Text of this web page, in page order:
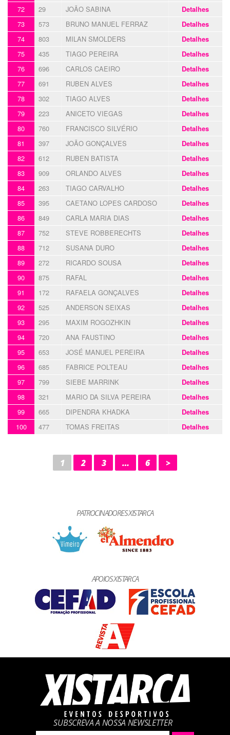
72 29 JOÃO SABINA Detalhes
73 573 BRUNO MANUEL FERRAZ Detalhes
74 803 MILAN SMOLDERS Detalhes
75 435 TIAGO PEREIRA Detalhes
76 696 CARLOS CAEIRO Detalhes
77 691 RUBEN ALVES Detalhes
78 302 TIAGO ALVES Detalhes
79 223 ANICETO VIEGAS Detalhes
80 760 FRANCISCO SILVÉRIO Detalhes
81 397 JOÃO GONÇALVES Detalhes
82 612 RUBEN BATISTA Detalhes
83 909 ORLANDO ALVES Detalhes
84 263 TIAGO CARVALHO Detalhes
85 395 CAETANO LOPES CARDOSO Detalhes
86 849 CARLA MARIA DIAS Detalhes
87 752 STEVE ROBBERECHTS Detalhes
88 712 SUSANA DURO Detalhes
89 272 RICARDO SOUSA Detalhes
90 875 RAFAL Detalhes
91 172 RAFAELA GONÇALVES Detalhes
92 525 ANDERSON SEIXAS Detalhes
93 295 MAXIM ROGOZHKIN Detalhes
94 720 ANA FAUSTINO Detalhes
95 653 JOSÉ MANUEL PEREIRA Detalhes
96 685 FABRICE POLTEAU Detalhes
97 799 SIEBE MARRINK Detalhes
98 321 MARIO DA SILVA PEREIRA Detalhes
99 665 DIPENDRA KHADKA Detalhes
100 477 TOMAS FREITAS Detalhes
1 2 3 … 6 >
PATROCINADORES XISTARCA
APOIOS XISTARCA
SUBSCREVA A NOSSA NEWSLETTER